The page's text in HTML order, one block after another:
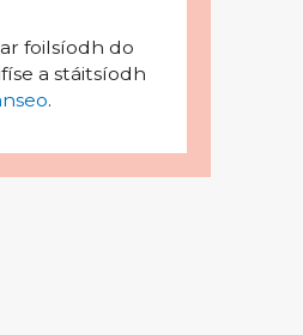
foilsíodh do
a stáitsíodh
.